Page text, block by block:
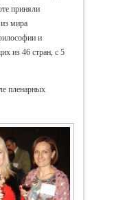
приняли
мира
и
из 46 стран, с 5
пленарных